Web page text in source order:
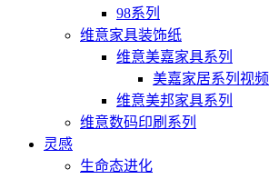
98系列
维意家具装饰纸
维意美嘉家具系列
美嘉家居系列视频
维意美邦家具系列
维意数码印刷系列
灵感
生命态进化